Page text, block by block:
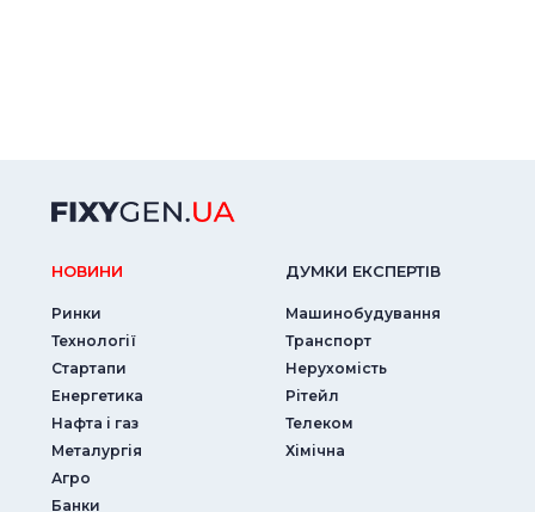
НОВИНИ
Ринки
Технології
Стартапи
Енергетика
Нафта і газ
Металургія
Агро
Банки
ДУМКИ ЕКСПЕРТIВ
Машинобудування
Транспорт
Нерухомість
Рітейл
Телеком
Хімічна